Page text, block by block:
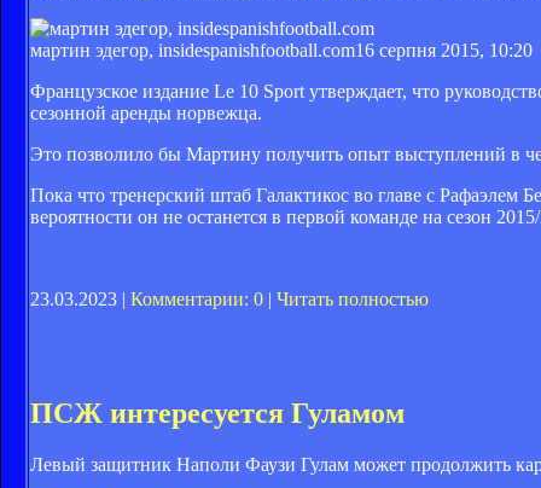
мартин эдегор, insidespanishfootball.com16 серпня 2015, 10:20
Французское издание Le 10 Sport утверждает, что
сезонной аренды норвежца.
Это позволило бы Мартину получить опыт выступлений в
Пока что тренерский штаб Галактикос во главе с Рафаэлем
вероятности он не останется в первой команде на сезон
23.03.2023 | Комментарии: 0 | Читать полностью
ПСЖ интересуется Гуламом
Левый защитник Наполи Фаузи Гулам может продолжить